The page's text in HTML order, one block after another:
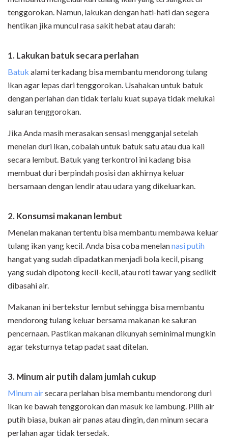
tenggorokan. Namun, lakukan dengan hati-hati dan segera
hentikan jika muncul rasa sakit hebat atau darah:
1. Lakukan batuk secara perlahan
Batuk alami terkadang bisa membantu mendorong tulang
ikan agar lepas dari tenggorokan. Usahakan untuk batuk
dengan perlahan dan tidak terlalu kuat supaya tidak melukai
saluran tenggorokan.
Jika Anda masih merasakan sensasi mengganjal setelah
menelan duri ikan, cobalah untuk batuk satu atau dua kali
secara lembut. Batuk yang terkontrol ini kadang bisa
membuat duri berpindah posisi dan akhirnya keluar
bersamaan dengan lendir atau udara yang dikeluarkan.
2. Konsumsi makanan lembut
Menelan makanan tertentu bisa membantu membawa keluar
tulang ikan yang kecil. Anda bisa coba menelannasi putih
hangat yang sudah dipadatkan menjadi bola kecil, pisang
yang sudah dipotong kecil-kecil, atau roti tawar yang sedikit
dibasahi air.
Makanan ini bertekstur lembut sehingga bisa membantu
mendorong tulang keluar bersama makanan ke saluran
pencernaan. Pastikan makanan dikunyah seminimal mungkin
agar teksturnya tetap padat saat ditelan.
3. Minum air putih dalam jumlah cukup
Minum airsecara perlahan bisa membantu mendorong duri
ikan ke bawah tenggorokan dan masuk ke lambung. Pilih air
putih biasa, bukan air panas atau dingin, dan minum secara
perlahan agar tidak tersedak.